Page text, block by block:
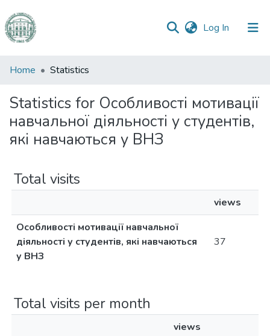
Log In (current)
Communities
Collections
All of DSpace
Home Statistics
Statistics for Особливості мотивації
навчальної діяльності у студентів,
які навчаються у ВНЗ
Total visits
views
Особливості мотивації навчальної
діяльності у студентів, які навчаються
у ВНЗ
37
Total visits per month
views